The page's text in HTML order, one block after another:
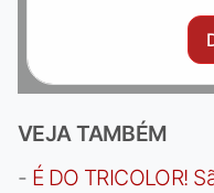
VEJA TAMBÉM
- É DO TRICOLOR!